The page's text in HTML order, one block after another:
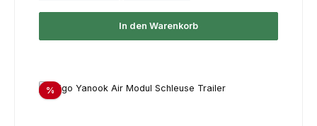
In den Warenkorb
Rabatt
%